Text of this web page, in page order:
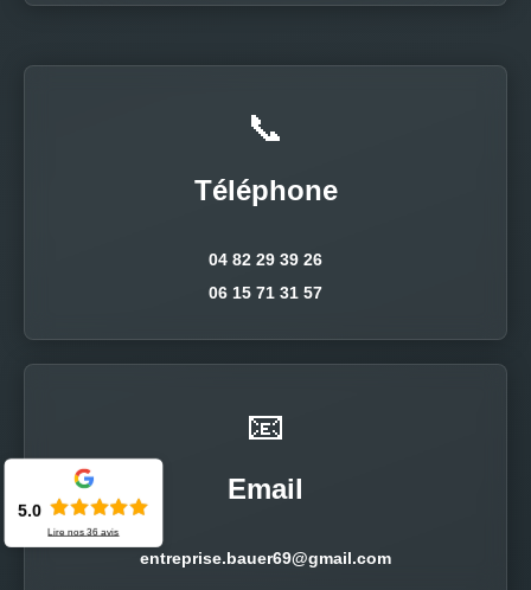
📞
Téléphone
04 82 29 39 26
06 15 71 31 57
📧
Email
entreprise.bauer69@gmail.com
5.0
Lire nos36 avis